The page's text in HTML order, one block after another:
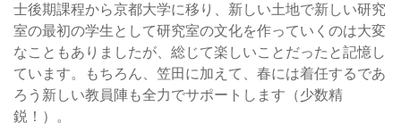
士後期課程から京都大学に移り、新しい土地で新しい研究
室の最初の学生として研究室の文化を作っていくのは大変
なこともありましたが、総じて楽しいことだったと記憶し
ています。もちろん、笠田に加えて、春には着任するであ
ろう新しい教員陣も全力でサポートします（少数精
鋭！）。